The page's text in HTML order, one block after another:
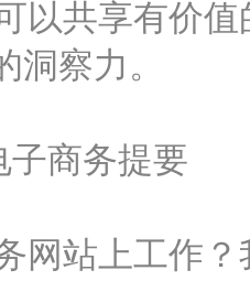
以共享有价
洞察力。
商务提要
站上工作？